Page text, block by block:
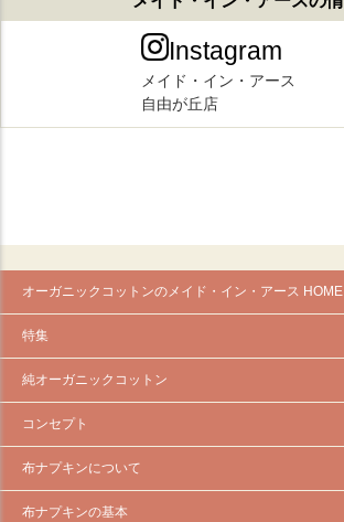
オーガニックコットンのメイド・イン・アース HOME
特集
純オーガニックコットン
コンセプト
布ナプキンについて
布ナプキンの基本